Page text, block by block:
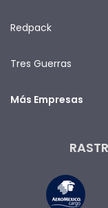
Redpack
Tres Guerras
Más Empresas